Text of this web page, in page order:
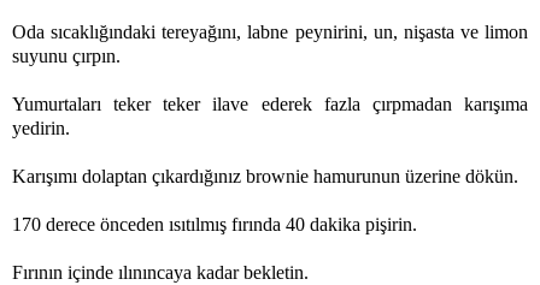
Oda sıcaklığındaki tereyağını, labne peynirini, un, nişasta ve limon
suyunu çırpın.
Yumurtaları teker teker ilave ederek fazla çırpmadan karışıma
yedirin.
Karışımı dolaptan çıkardığınız brownie hamurunun üzerine dökün.
170 derece önceden ısıtılmış fırında 40 dakika pişirin.
Fırının içinde ılınıncaya kadar bekletin.